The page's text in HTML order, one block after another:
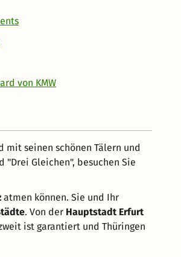
von KMW
mit seinen schönen Tälern und
"Drei Gleichen", besuchen Sie
atmen können. Sie und Ihr
. Von der Hauptstadt Erfurt
ist garantiert und Thüringen